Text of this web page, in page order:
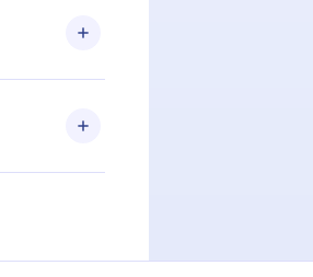
leer o
iOS,
momento